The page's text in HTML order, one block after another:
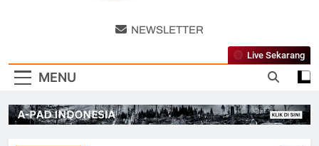
Disaster
Channel
NEWSLETTER
MENU
Live Sekarang